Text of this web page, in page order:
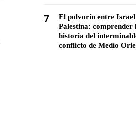
7
El polvorín entre
Palestina: comprender
historia del
conflicto de Medio